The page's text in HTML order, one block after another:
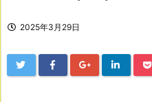
2025年3月29日